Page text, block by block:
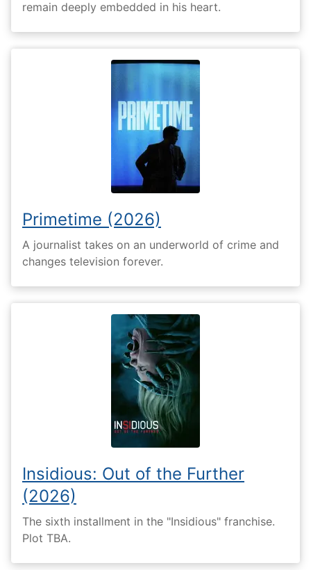
remain deeply embedded in his heart.
Primetime (2026)
A journalist takes on an underworld of crime and
changes television forever.
Insidious: Out of the Further
(2026)
The sixth installment in the "Insidious" franchise.
Plot TBA.